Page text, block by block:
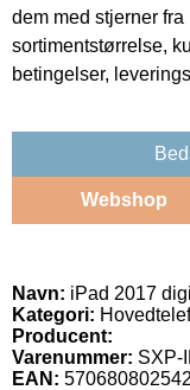
dem med stjerner
sortimentstørrelse,
betingelser,
Webshop
Navn: iPad 2017
Kategori:
Producent:
Varenummer: SXP-
EAN: